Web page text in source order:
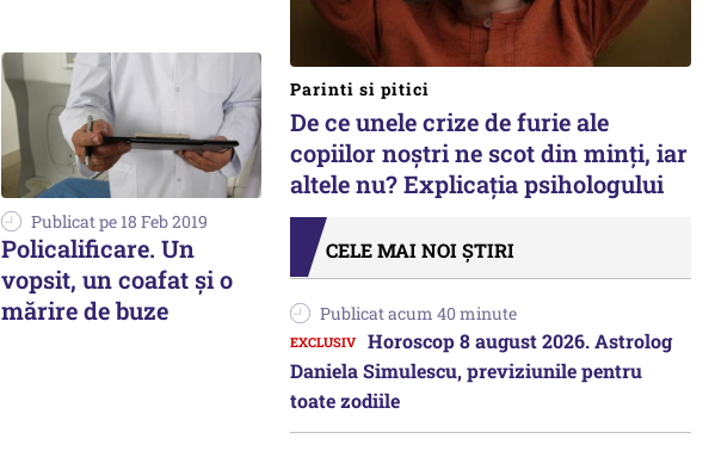
Publicat pe 18 Feb 2019
Policalificare. Un
vopsit, un coafat și o
mărire de buze
Parinti si pitici
De ce unele crize de furie ale
copiilor noștri ne scot din minți, iar
altele nu? Explicația psihologului
CELE MAI NOI ȘTIRI
Publicat acum 40 minute
Horoscop 8 august 2026. Astrolog
Daniela Simulescu, previziunile pentru
toate zodiile